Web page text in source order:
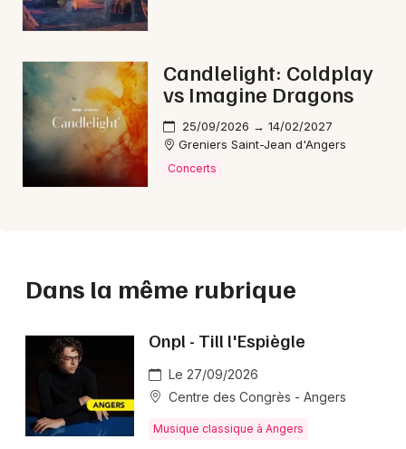
Candlelight: Coldplay
vs Imagine Dragons
25/09/2026 → 14/02/2027
Greniers Saint-Jean d'Angers
Concerts
Dans la même rubrique
Onpl - Till l'Espiègle
Le 27/09/2026
Centre des Congrès - Angers
Musique classique à Angers